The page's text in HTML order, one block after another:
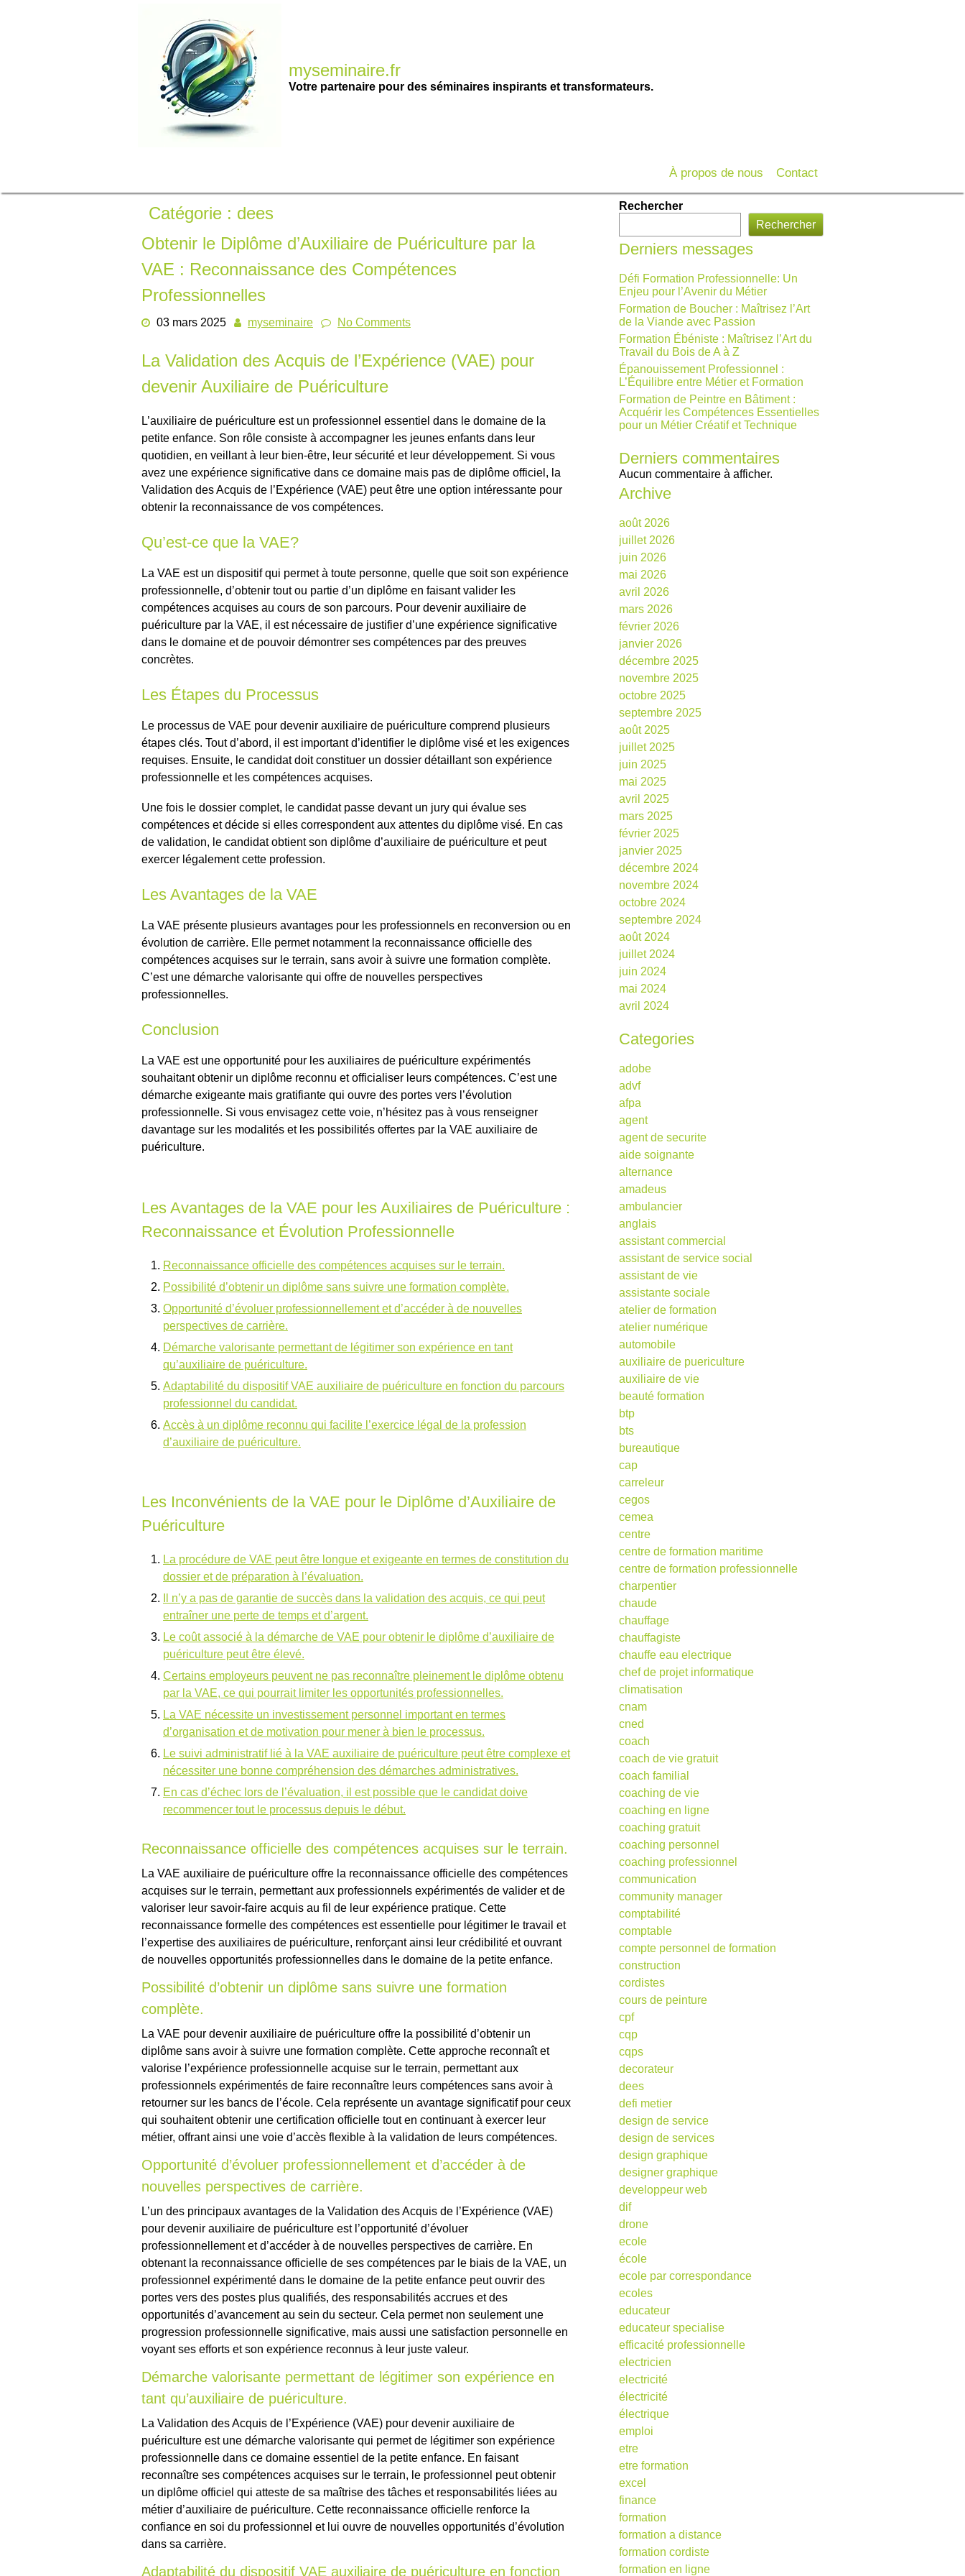
myseminaire.fr
Votre partenaire pour des séminaires inspirants et transformateurs.
À propos de nous Contact
Catégorie : dees
Obtenir le Diplôme d’Auxiliaire de Puériculture par la
VAE : Reconnaissance des Compétences
Professionnelles
03 mars 2025 myseminaire No Comments
La Validation des Acquis de l’Expérience (VAE) pour
devenir Auxiliaire de Puériculture
L’auxiliaire de puériculture est un professionnel essentiel dans le domaine de la
petite enfance. Son rôle consiste à accompagner les jeunes enfants dans leur
quotidien, en veillant à leur bien-être, leur sécurité et leur développement. Si vous
avez une expérience significative dans ce domaine mais pas de diplôme officiel, la
Validation des Acquis de l’Expérience (VAE) peut être une option intéressante pour
obtenir la reconnaissance de vos compétences.
Qu’est-ce que la VAE?
La VAE est un dispositif qui permet à toute personne, quelle que soit son expérience
professionnelle, d’obtenir tout ou partie d’un diplôme en faisant valider les
compétences acquises au cours de son parcours. Pour devenir auxiliaire de
puériculture par la VAE, il est nécessaire de justifier d’une expérience significative
dans le domaine et de pouvoir démontrer ses compétences par des preuves
concrètes.
Les Étapes du Processus
Le processus de VAE pour devenir auxiliaire de puériculture comprend plusieurs
étapes clés. Tout d’abord, il est important d’identifier le diplôme visé et les exigences
requises. Ensuite, le candidat doit constituer un dossier détaillant son expérience
professionnelle et les compétences acquises.
Une fois le dossier complet, le candidat passe devant un jury qui évalue ses
compétences et décide si elles correspondent aux attentes du diplôme visé. En cas
de validation, le candidat obtient son diplôme d’auxiliaire de puériculture et peut
exercer légalement cette profession.
Les Avantages de la VAE
La VAE présente plusieurs avantages pour les professionnels en reconversion ou en
évolution de carrière. Elle permet notamment la reconnaissance officielle des
compétences acquises sur le terrain, sans avoir à suivre une formation complète.
C’est une démarche valorisante qui offre de nouvelles perspectives
professionnelles.
Conclusion
La VAE est une opportunité pour les auxiliaires de puériculture expérimentés
souhaitant obtenir un diplôme reconnu et officialiser leurs compétences. C’est une
démarche exigeante mais gratifiante qui ouvre des portes vers l’évolution
professionnelle. Si vous envisagez cette voie, n’hésitez pas à vous renseigner
davantage sur les modalités et les possibilités offertes par la VAE auxiliaire de
puériculture.
Les Avantages de la VAE pour les Auxiliaires de Puériculture :
Reconnaissance et Évolution Professionnelle
Reconnaissance officielle des compétences acquises sur le terrain.
Possibilité d’obtenir un diplôme sans suivre une formation complète.
Opportunité d’évoluer professionnellement et d’accéder à de nouvelles
perspectives de carrière.
Démarche valorisante permettant de légitimer son expérience en tant
qu’auxiliaire de puériculture.
Adaptabilité du dispositif VAE auxiliaire de puériculture en fonction du parcours
professionnel du candidat.
Accès à un diplôme reconnu qui facilite l’exercice légal de la profession
d’auxiliaire de puériculture.
Les Inconvénients de la VAE pour le Diplôme d’Auxiliaire de
Puériculture
La procédure de VAE peut être longue et exigeante en termes de constitution du
dossier et de préparation à l’évaluation.
Il n’y a pas de garantie de succès dans la validation des acquis, ce qui peut
entraîner une perte de temps et d’argent.
Le coût associé à la démarche de VAE pour obtenir le diplôme d’auxiliaire de
puériculture peut être élevé.
Certains employeurs peuvent ne pas reconnaître pleinement le diplôme obtenu
par la VAE, ce qui pourrait limiter les opportunités professionnelles.
La VAE nécessite un investissement personnel important en termes
d’organisation et de motivation pour mener à bien le processus.
Le suivi administratif lié à la VAE auxiliaire de puériculture peut être complexe et
nécessiter une bonne compréhension des démarches administratives.
En cas d’échec lors de l’évaluation, il est possible que le candidat doive
recommencer tout le processus depuis le début.
Reconnaissance officielle des compétences acquises sur le terrain.
La VAE auxiliaire de puériculture offre la reconnaissance officielle des compétences
acquises sur le terrain, permettant aux professionnels expérimentés de valider et de
valoriser leur savoir-faire acquis au fil de leur expérience pratique. Cette
reconnaissance formelle des compétences est essentielle pour légitimer le travail et
l’expertise des auxiliaires de puériculture, renforçant ainsi leur crédibilité et ouvrant
de nouvelles opportunités professionnelles dans le domaine de la petite enfance.
Possibilité d’obtenir un diplôme sans suivre une formation
complète.
La VAE pour devenir auxiliaire de puériculture offre la possibilité d’obtenir un
diplôme sans avoir à suivre une formation complète. Cette approche reconnaît et
valorise l’expérience professionnelle acquise sur le terrain, permettant aux
professionnels expérimentés de faire reconnaître leurs compétences sans avoir à
retourner sur les bancs de l’école. Cela représente un avantage significatif pour ceux
qui souhaitent obtenir une certification officielle tout en continuant à exercer leur
métier, offrant ainsi une voie d’accès flexible à la validation de leurs compétences.
Opportunité d’évoluer professionnellement et d’accéder à de
nouvelles perspectives de carrière.
L’un des principaux avantages de la Validation des Acquis de l’Expérience (VAE)
pour devenir auxiliaire de puériculture est l’opportunité d’évoluer
professionnellement et d’accéder à de nouvelles perspectives de carrière. En
obtenant la reconnaissance officielle de ses compétences par le biais de la VAE, un
professionnel expérimenté dans le domaine de la petite enfance peut ouvrir des
portes vers des postes plus qualifiés, des responsabilités accrues et des
opportunités d’avancement au sein du secteur. Cela permet non seulement une
progression professionnelle significative, mais aussi une satisfaction personnelle en
voyant ses efforts et son expérience reconnus à leur juste valeur.
Démarche valorisante permettant de légitimer son expérience en
tant qu’auxiliaire de puériculture.
La Validation des Acquis de l’Expérience (VAE) pour devenir auxiliaire de
puériculture est une démarche valorisante qui permet de légitimer son expérience
professionnelle dans ce domaine essentiel de la petite enfance. En faisant
reconnaître ses compétences acquises sur le terrain, le professionnel peut obtenir
un diplôme officiel qui atteste de sa maîtrise des tâches et responsabilités liées au
métier d’auxiliaire de puériculture. Cette reconnaissance officielle renforce la
confiance en soi du professionnel et lui ouvre de nouvelles opportunités d’évolution
dans sa carrière.
Adaptabilité du dispositif VAE auxiliaire de puériculture en fonction
Rechercher
Rechercher
Derniers messages
Défi Formation Professionnelle: Un
Enjeu pour l’Avenir du Métier
Formation de Boucher : Maîtrisez l’Art
de la Viande avec Passion
Formation Ébéniste : Maîtrisez l’Art du
Travail du Bois de A à Z
Épanouissement Professionnel :
L’Équilibre entre Métier et Formation
Formation de Peintre en Bâtiment :
Acquérir les Compétences Essentielles
pour un Métier Créatif et Technique
Derniers commentaires
Aucun commentaire à afficher.
Archive
août 2026
juillet 2026
juin 2026
mai 2026
avril 2026
mars 2026
février 2026
janvier 2026
décembre 2025
novembre 2025
octobre 2025
septembre 2025
août 2025
juillet 2025
juin 2025
mai 2025
avril 2025
mars 2025
février 2025
janvier 2025
décembre 2024
novembre 2024
octobre 2024
septembre 2024
août 2024
juillet 2024
juin 2024
mai 2024
avril 2024
Categories
adobe
advf
afpa
agent
agent de securite
aide soignante
alternance
amadeus
ambulancier
anglais
assistant commercial
assistant de service social
assistant de vie
assistante sociale
atelier de formation
atelier numérique
automobile
auxiliaire de puericulture
auxiliaire de vie
beauté formation
btp
bts
bureautique
cap
carreleur
cegos
cemea
centre
centre de formation maritime
centre de formation professionnelle
charpentier
chaude
chauffage
chauffagiste
chauffe eau electrique
chef de projet informatique
climatisation
cnam
cned
coach
coach de vie gratuit
coach familial
coaching de vie
coaching en ligne
coaching gratuit
coaching personnel
coaching professionnel
communication
community manager
comptabilité
comptable
compte personnel de formation
construction
cordistes
cours de peinture
cpf
cqp
cqps
decorateur
dees
defi metier
design de service
design de services
design graphique
designer graphique
developpeur web
dif
drone
ecole
école
ecole par correspondance
ecoles
educateur
educateur specialise
efficacité professionnelle
electricien
electricité
électricité
électrique
emploi
etre
etre formation
excel
finance
formation
formation a distance
formation cordiste
formation en ligne